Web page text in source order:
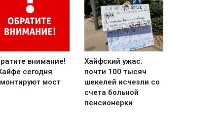
внимание!
сегодня
мост
Хайфский ужас:
почти 100 тысяч
шекелей исчезли со
счета больной
пенсионерки